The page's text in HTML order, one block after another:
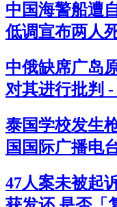
中国海警船遭
低调宣布两人
中俄缺席广岛
对其进行批判
泰国学校发生
国国际广播电
47人案未被起